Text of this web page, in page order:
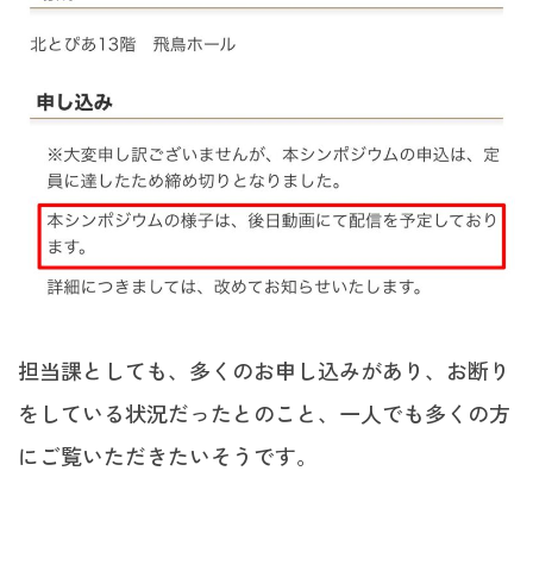
担当課としても、多くのお申し込みがあり、お断り
をしている状況だったとのこと、一人でも多くの方
にご覧いただきたいそうです。